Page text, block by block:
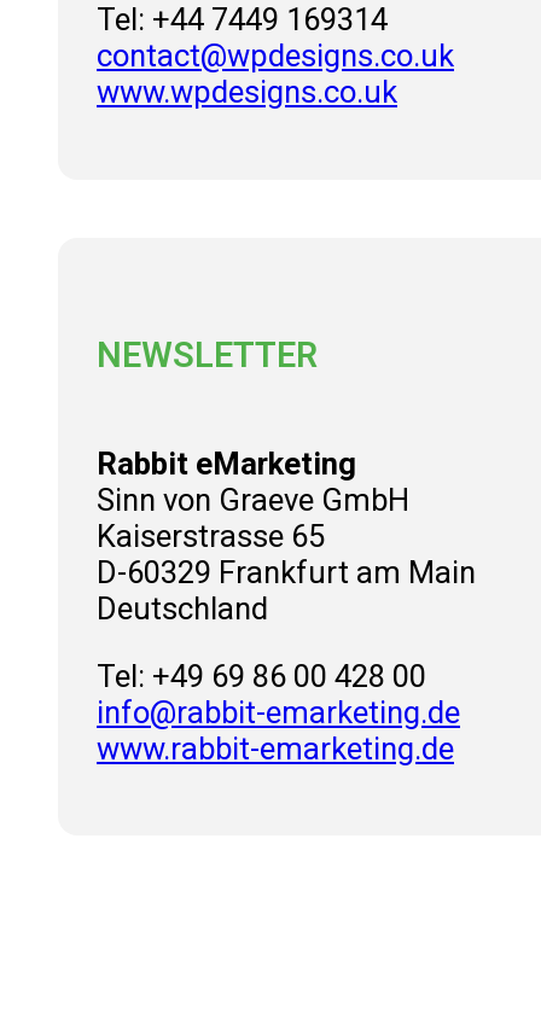
Tel: +44 7449 169314
contact@wpdesigns.co.uk
www.wpdesigns.co.uk
NEWSLETTER
Rabbit eMarketing
Sinn von Graeve GmbH
Kaiserstrasse 65
D-60329 Frankfurt am Main
Deutschland
Tel: +49 69 86 00 428 00
info@rabbit-emarketing.de
www.rabbit-emarketing.de